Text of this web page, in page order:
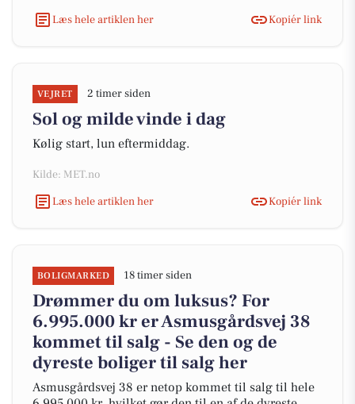
Læs hele artiklen her
Kopiér link
VEJRET 2 timer siden
Sol og milde vinde i dag
Kølig start, lun eftermiddag.
Kilde: MET.no
Læs hele artiklen her
Kopiér link
BOLIGMARKED 18 timer siden
Drømmer du om luksus? For
6.995.000 kr er Asmusgårdsvej 38
kommet til salg - Se den og de
dyreste boliger til salg her
Asmusgårdsvej 38 er netop kommet til salg til hele